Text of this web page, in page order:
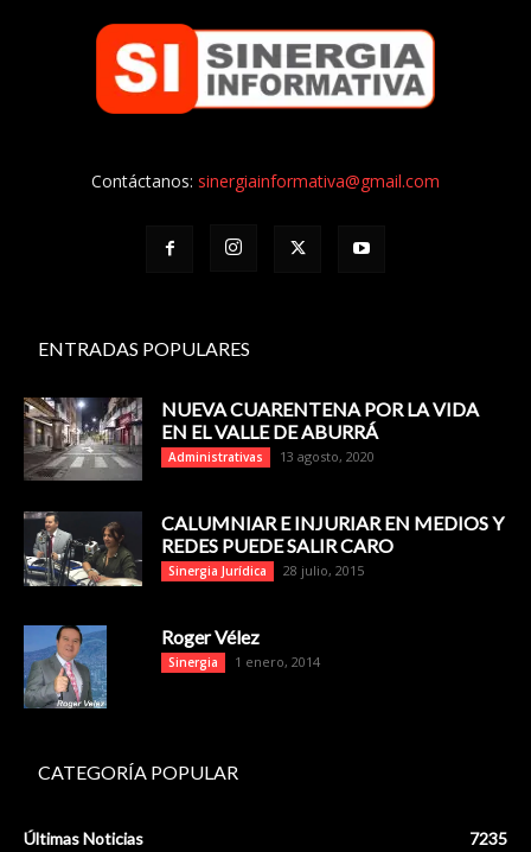
Contáctanos: sinergiainformativa@gmail.com
ENTRADAS POPULARES
NUEVA CUARENTENA POR LA VIDA
EN EL VALLE DE ABURRÁ
Administrativas 13 agosto, 2020
CALUMNIAR E INJURIAR EN MEDIOS Y
REDES PUEDE SALIR CARO
Sinergia Jurídica 28 julio, 2015
Roger Vélez
Sinergia 1 enero, 2014
CATEGORÍA POPULAR
Últimas Noticias 7235